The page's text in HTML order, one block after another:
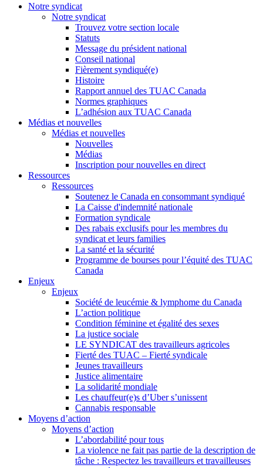
Notre syndicat
Notre syndicat
Trouvez votre section locale
Statuts
Message du président national
Conseil national
Fièrement syndiqué(e)
Histoire
Rapport annuel des TUAC Canada
Normes graphiques
L’adhésion aux TUAC Canada
Médias et nouvelles
Médias et nouvelles
Nouvelles
Médias
Inscription pour nouvelles en direct
Ressources
Ressources
Soutenez le Canada en consommant syndiqué
La Caisse d'indemnité nationale
Formation syndicale
Des rabais exclusifs pour les membres du
syndicat et leurs families
La santé et la sécurité
Programme de bourses pour l’équité des TUAC
Canada
Enjeux
Enjeux
Société de leucémie & lymphome du Canada
L’action politique
Condition féminine et égalité des sexes
La justice sociale
LE SYNDICAT des travailleurs agricoles
Fierté des TUAC – Fierté syndicale
Jeunes travailleurs
Justice alimentaire
La solidarité mondiale
Les chauffeur(e)s d’Uber s’unissent
Cannabis responsable
Moyens d’action
Moyens d’action
L’abordabilité pour tous
La violence ne fait pas partie de la description de
tâche : Respectez les travailleurs et travailleuses